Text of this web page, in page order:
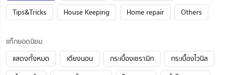
Tips&Tricks
House Keeping Home repair Others
แท็กยอดนิยม
แสดงทั้งหมด
เตียงนอน กระเบื้องเซรามิก
กระเบื้องไวนิล